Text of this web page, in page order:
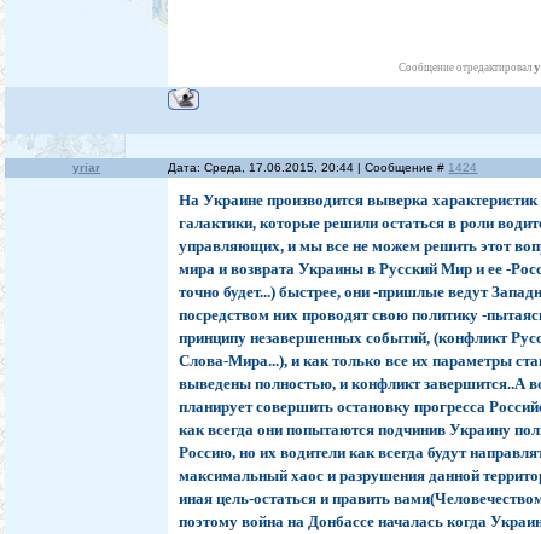
Сообщение отредактировал
yriar Дата: Среда, 17.06.2015, 20:44 | Сообщение # 1424
На Украине производится выверка
галактики, которые решили остаться в роли
управляющих, и мы все не можем решить этот
мира и возврата Украины в Русский Мир и ее -
точно будет...) быстрее, они -пришлые ведут
посредством них проводят свою политику -
принципу незавершенных событий, (конфликт
Слова-Мира...), и как только все их параметры
выведены полностью, и конфликт завершится..А
планирует совершить остановку прогресса
как всегда они попытаются подчинив Украину
Россию, но их водители как всегда будут
максимальный хаос и разрушения данной
иная цель-остаться и править
поэтому война на Донбассе началась когда